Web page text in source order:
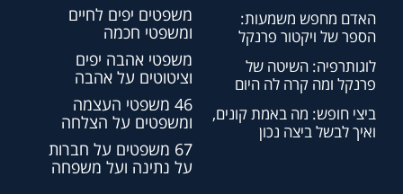
האדם מחפש משמעות:
הספר של ויקטור פרנקל
לוגותרפיה: השיטה של
פרנקל ומה קרה לה היום
ביצי חופש: מה באמת קונים,
ואיך לבשל ביצה נכון
משפטים יפים לחיים
ומשפטי חכמה
משפטי אהבה יפים
וציטוטים על אהבה
46 משפטי העצמה
ומשפטים על הצלחה
67 משפטים על חברות
על נתינה ועל משפחה